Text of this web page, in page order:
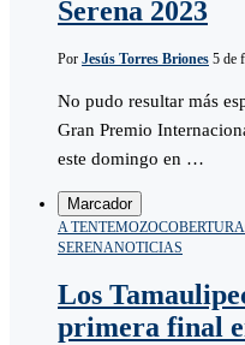
Serena 2023
Por Jesús Torres Briones 5 de
No pudo resultar más
Gran Premio
este domingo en …
Marcador
A TENTEMOZOCOBERTURA
SERENANOTICIAS
Los
primera final